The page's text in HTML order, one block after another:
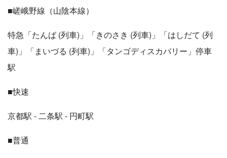
■嵯峨野線（山陰本線）
特急「たんば (列車)」「きのさき (列車)」「はしだて (列
車)」「まいづる (列車)」「タンゴディスカバリー」停車
駅
■快速
京都駅 - 二条駅 - 円町駅
■普通